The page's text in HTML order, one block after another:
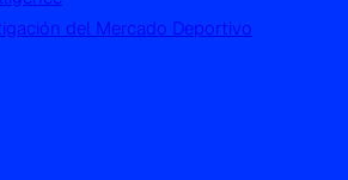
del Mercado Deportivo